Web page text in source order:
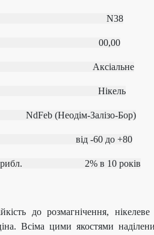
N38
00,00
Аксіальне
Нікель
NdFeb (Неодім-Залізо-Бор)
˚С від ‐60 до +80
прибл. 2% в 10 років
до розмагнічення,
Всіма цими якостями